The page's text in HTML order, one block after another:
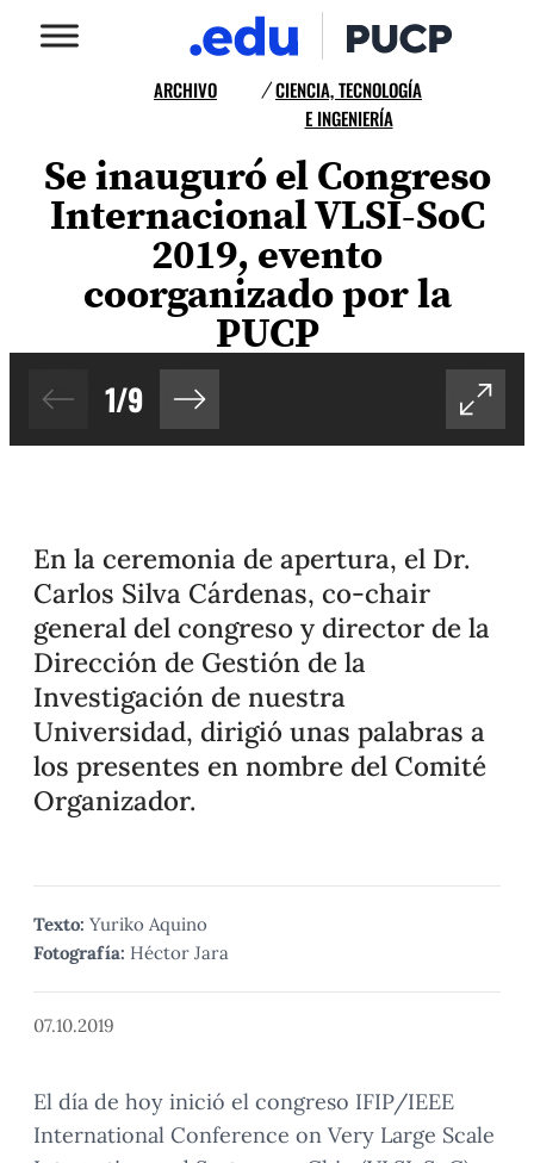
ARCHIVO /CIENCIA, TECNOLOGÍA
E INGENIERÍA
Se inauguró el Congreso
Internacional VLSI-SoC
2019, evento
coorganizado por la
PUCP
1/9
En la ceremonia de apertura, el Dr.
Carlos Silva Cárdenas, co-chair
general del congreso y director de la
Dirección de Gestión de la
Investigación de nuestra
Universidad, dirigió unas palabras a
los presentes en nombre del Comité
Organizador.
Texto: Yuriko Aquino
Fotografía: Héctor Jara
07.10.2019
El día de hoy inició el congreso IFIP/IEEE
International Conference on Very Large Scale